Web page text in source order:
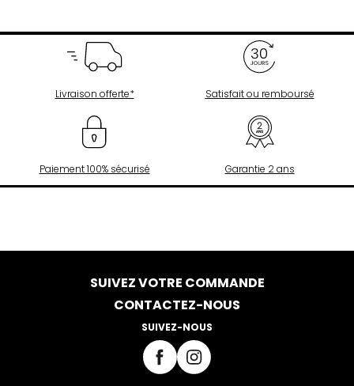
Livraison offerte* Satisfait ou remboursé
Paiement 100% sécurisé Garantie 2 ans
SUIVEZ VOTRE COMMANDE
CONTACTEZ-NOUS
SUIVEZ-NOUS